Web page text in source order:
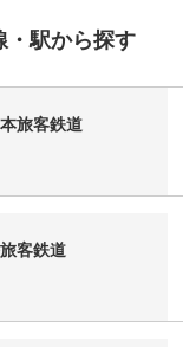
・駅から探す
旅客鉄道
客鉄道